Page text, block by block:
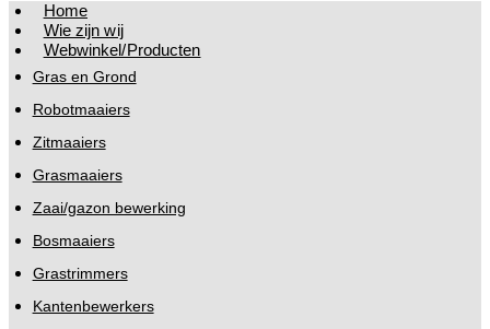
Home
Wie zijn wij
Webwinkel/Producten
Gras en Grond
Robotmaaiers
Zitmaaiers
Grasmaaiers
Zaai/gazon bewerking
Bosmaaiers
Grastrimmers
Kantenbewerkers